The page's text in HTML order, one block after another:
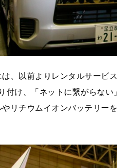
、以前よりレンタルサービ
付け、「ネットに繋がらな
リチウムイオンバッテリー